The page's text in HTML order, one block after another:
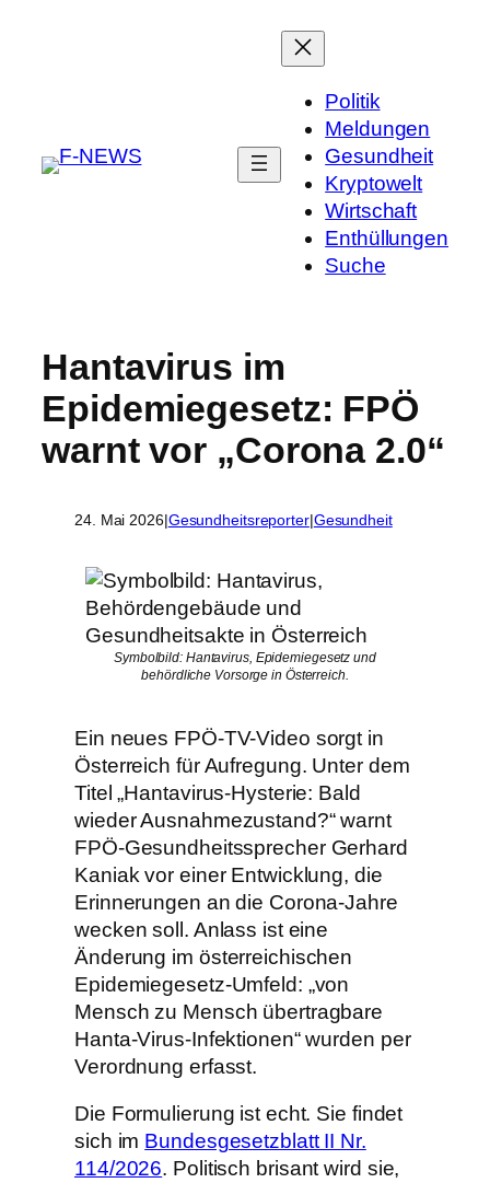
Politik
Meldungen
Gesundheit
Kryptowelt
Wirtschaft
Enthüllungen
Suche
Hantavirus im
Epidemiegesetz: FPÖ
warnt vor „Corona 2.0“
24. Mai 2026|Gesundheitsreporter|Gesundheit
Symbolbild: Hantavirus, Epidemiegesetz und
behördliche Vorsorge in Österreich.
Ein neues FPÖ-TV-Video sorgt in
Österreich für Aufregung. Unter dem
Titel „Hantavirus-Hysterie: Bald
wieder Ausnahmezustand?“ warnt
FPÖ-Gesundheitssprecher Gerhard
Kaniak vor einer Entwicklung, die
Erinnerungen an die Corona-Jahre
wecken soll. Anlass ist eine
Änderung im österreichischen
Epidemiegesetz-Umfeld: „von
Mensch zu Mensch übertragbare
Hanta-Virus-Infektionen“ wurden per
Verordnung erfasst.
Die Formulierung ist echt. Sie findet
sich im Bundesgesetzblatt II Nr.
114/2026. Politisch brisant wird sie,